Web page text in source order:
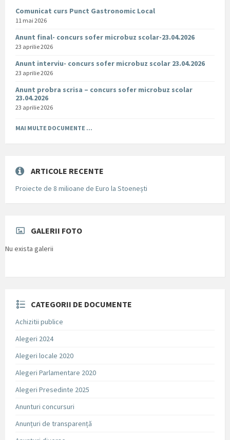
Comunicat curs Punct Gastronomic Local
11 mai 2026
Anunt final- concurs sofer microbuz scolar-23.04.2026
23 aprilie 2026
Anunt interviu- concurs sofer microbuz scolar 23.04.2026
23 aprilie 2026
Anunt probra scrisa – concurs sofer microbuz scolar
23.04.2026
23 aprilie 2026
MAI MULTE DOCUMENTE ...
ARTICOLE RECENTE
Proiecte de 8 milioane de Euro la Stoenești
GALERII FOTO
Nu exista galerii
CATEGORII DE DOCUMENTE
Achizitii publice
Alegeri 2024
Alegeri locale 2020
Alegeri Parlamentare 2020
Alegeri Presedinte 2025
Anunturi concursuri
Anunțuri de transparență